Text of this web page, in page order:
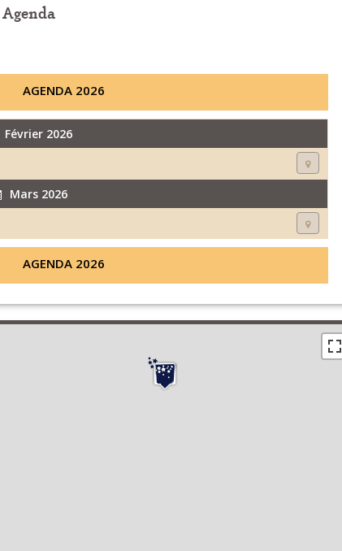
Agenda
AGENDA 2026
Février 2026
Mars 2026
AGENDA 2026